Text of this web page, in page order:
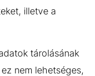
illetve a
tárolásának
nem lehetséges,